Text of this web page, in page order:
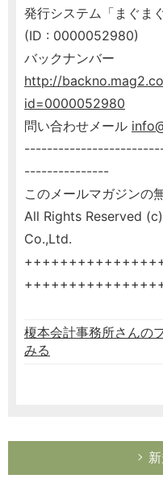
発行システム「まぐま
(ID : 0000052980)
バックナンバー
http://
id=0000052980
問い合わせメール
---------------
このメールマガジンの
All Rights Reserved
Co.,Ltd.
榎本会計事務所さんの
みる